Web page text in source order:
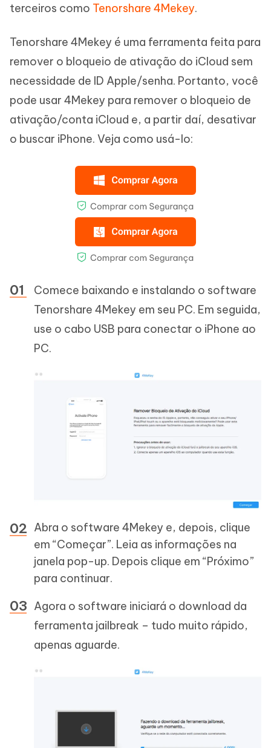
terceiros como Tenorshare 4Mekey.
Tenorshare 4Mekey é uma ferramenta feita para
remover o bloqueio de ativação do iCloud sem
necessidade de ID Apple/senha. Portanto, você
pode usar 4Mekey para remover o bloqueio de
ativação/conta iCloud e, a partir daí, desativar
o buscar iPhone. Veja como usá-lo:
Comece baixando e instalando o software
Tenorshare 4Mekey em seu PC. Em seguida,
use o cabo USB para conectar o iPhone ao
PC.
Abra o software 4Mekey e, depois, clique
em “Começar”. Leia as informações na
janela pop-up. Depois clique em “Próximo”
para continuar.
Agora o software iniciará o download da
ferramenta jailbreak – tudo muito rápido,
apenas aguarde.